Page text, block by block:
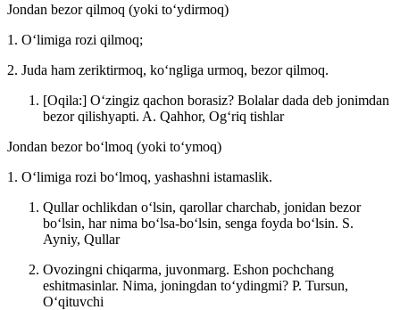
Jondan bezor qilmoq (yoki toʻydirmoq)
1. Oʻlimiga rozi qilmoq;
2. Juda ham zeriktirmoq, koʻngliga urmoq, bezor qilmoq.
[Oqila:] Oʻzingiz qachon borasiz? Bolalar dada deb jonimdan
bezor qilishyapti. A. Qahhor, Ogʻriq tishlar
Jondan bezor boʻlmoq (yoki toʻymoq)
1. Oʻlimiga rozi boʻlmoq, yashashni istamaslik.
Qullar ochlikdan oʻlsin, qarollar charchab, jonidan bezor
boʻlsin, har nima boʻlsa-boʻlsin, senga foyda boʻlsin. S.
Ayniy, Qullar
Ovozingni chiqarma, juvonmarg. Eshon pochchang
eshitmasinlar. Nima, joningdan toʻydingmi? P. Tursun,
Oʻqituvchi